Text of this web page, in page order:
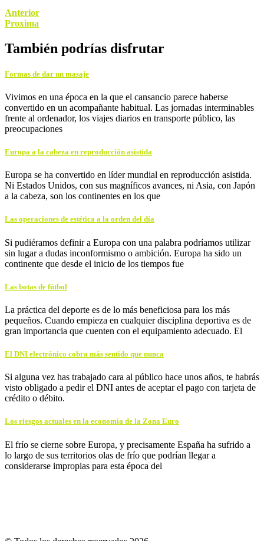
Anterior
Proxima
También podrías disfrutar
Formas de dar un masaje
Vivimos en una época en la que el cansancio parece haberse
convertido en un acompañante habitual. Las jornadas interminables
frente al ordenador, los viajes diarios en transporte público, las
preocupaciones
Europa a la cabeza en reproducción asistida
Europa se ha convertido en líder mundial en reproducción asistida.
Ni Estados Unidos, con sus magníficos avances, ni Asia, con Japón
a la cabeza, son los continentes en los que
Las operaciones de estética a la orden del día
Si pudiéramos definir a Europa con una palabra podríamos utilizar
sin lugar a dudas inconformismo o ambición. Europa ha sido un
continente que desde el inicio de los tiempos fue
Las botas de fútbol
La práctica del deporte es de lo más beneficiosa para los más
pequeños. Cuando empieza en cualquier disciplina deportiva es de
gran importancia que cuenten con el equipamiento adecuado. El
El DNI electrónico cobra más sentido que nunca
Si alguna vez has trabajado cara al público hace unos años, te habrás
visto obligado a pedir el DNI antes de aceptar el pago con tarjeta de
crédito o débito.
Los riesgos actuales en la economía de la Zona Euro
El frío se cierne sobre Europa, y precisamente España ha sufrido a
lo largo de sus territorios olas de frío que podrían llegar a
considerarse impropias para esta época del